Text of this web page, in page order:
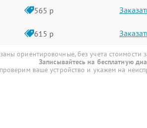
565 р
615 р
ориентировочные, без учета стоимости
Записывайтесь на бесплатную
ваше устройство и укажем на